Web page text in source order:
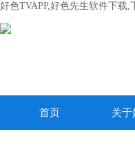
好色TVAPP,好色先生软件下载
首页 关于